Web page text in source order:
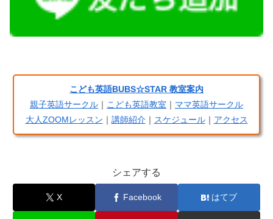
こども英語BUBS☆STAR 教室案内
親子英語サークル ｜ こども英語教室 ｜ ママ英語サークル
大人ZOOMレッスン ｜ 講師紹介｜ スケジュール｜ アクセス
シェアする
X Facebook はてブ